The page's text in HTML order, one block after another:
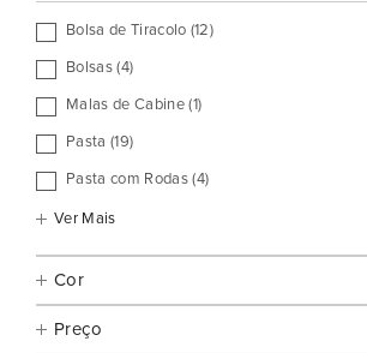
Bolsa de Tiracolo (12)
Bolsas (4)
Malas de Cabine (1)
Pasta (19)
Pasta com Rodas (4)
Ver Mais
Cor
Preço